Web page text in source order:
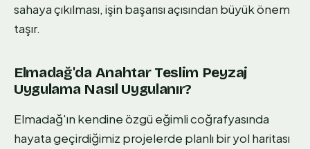
sahaya çıkılması, işin başarısı açısından büyük önem
taşır.
Elmadağ'da Anahtar Teslim Peyzaj
Uygulama Nasıl Uygulanır?
Elmadağ'ın kendine özgü eğimli coğrafyasında
hayata geçirdiğimiz projelerde planlı bir yol haritası